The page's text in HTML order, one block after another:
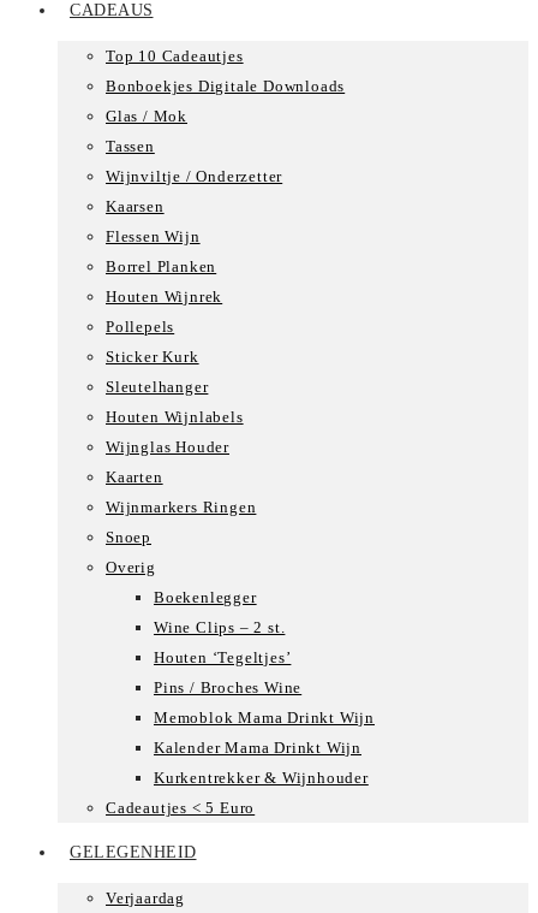
CADEAUS
Top 10 Cadeautjes
Bonboekjes Digitale Downloads
Glas / Mok
Tassen
Wijnviltje / Onderzetter
Kaarsen
Flessen Wijn
Borrel Planken
Houten Wijnrek
Pollepels
Sticker Kurk
Sleutelhanger
Houten Wijnlabels
Wijnglas Houder
Kaarten
Wijnmarkers Ringen
Snoep
Overig
Boekenlegger
Wine Clips – 2 st.
Houten ‘Tegeltjes’
Pins / Broches Wine
Memoblok Mama Drinkt Wijn
Kalender Mama Drinkt Wijn
Kurkentrekker & Wijnhouder
Cadeautjes < 5 Euro
GELEGENHEID
Verjaardag